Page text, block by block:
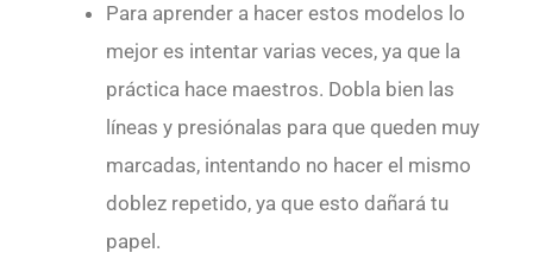
Para aprender a hacer estos modelos lo
mejor es intentar varias veces, ya que la
práctica hace maestros. Dobla bien las
líneas y presiónalas para que queden muy
marcadas, intentando no hacer el mismo
doblez repetido, ya que esto dañará tu
papel.